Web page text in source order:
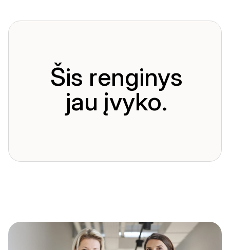
Šis renginys
jau įvyko.